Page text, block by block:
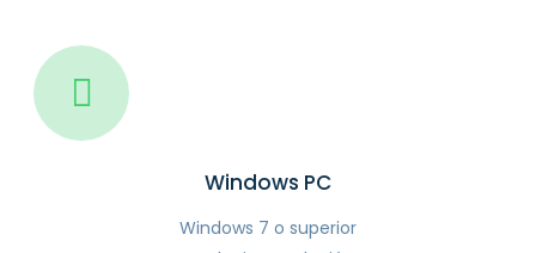
Windows PC
Windows 7 o superior